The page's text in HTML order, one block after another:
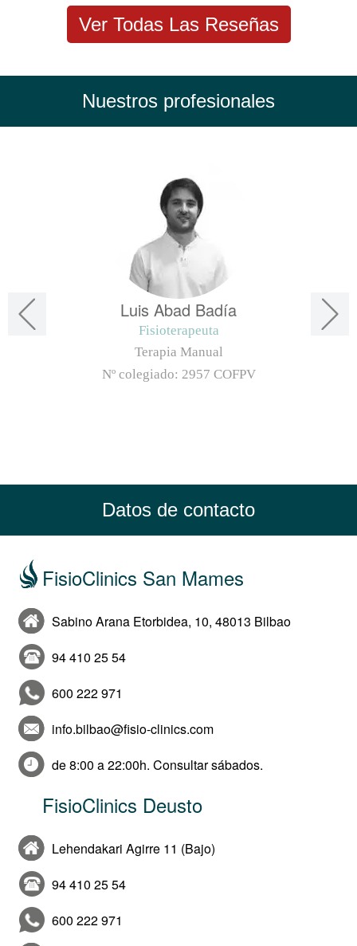
Ver Todas Las Reseñas
Nuestros profesionales
Luis Abad Badía
Fisioterapeuta
Terapia Manual
Nº colegiado: 2957 COFPV
Datos de contacto
FisioClinics San Mames
Sabino Arana Etorbidea, 10, 48013 Bilbao
94 410 25 54
600 222 971
info.bilbao@fisio-clinics.com
de 8:00 a 22:00h. Consultar sábados.
FisioClinics Deusto
Lehendakari Agirre 11 (Bajo)
94 410 25 54
600 222 971